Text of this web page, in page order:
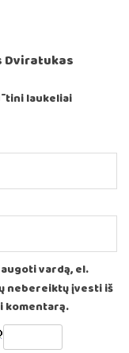
Dviratukas
laukeliai
vardą, el.
nebereiktų įvesti iš
komentarą.